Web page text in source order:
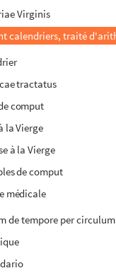
Virginis
calendriers, traité
tractatus
comput
la Vierge
à la Vierge
de comput
médicale
de tempore per